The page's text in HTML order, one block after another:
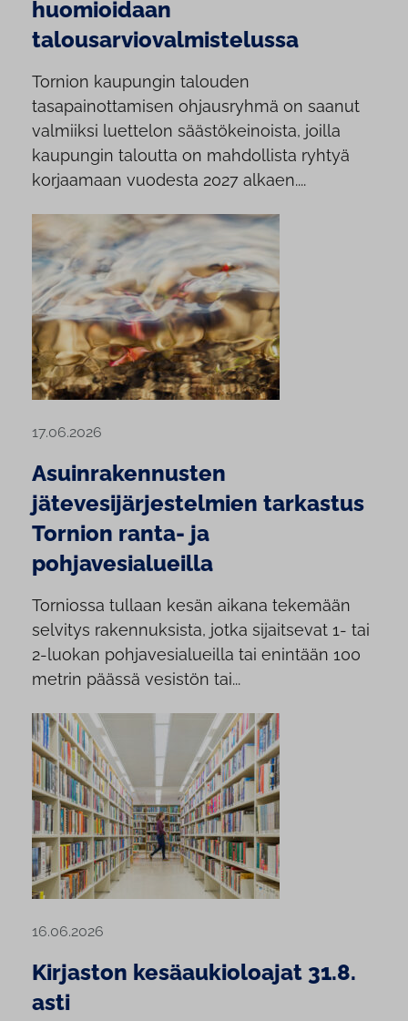
huomioidaan
talousarviovalmistelussa
Tornion kaupungin talouden
tasapainottamisen ohjausryhmä on saanut
valmiiksi luettelon säästökeinoista, joilla
kaupungin taloutta on mahdollista ryhtyä
korjaamaan vuodesta 2027 alkaen....
17.06.2026
Asuinrakennusten
jätevesijärjestelmien tarkastus
Tornion ranta- ja
pohjavesialueilla
Torniossa tullaan kesän aikana tekemään
selvitys rakennuksista, jotka sijaitsevat 1- tai
2-luokan pohjavesialueilla tai enintään 100
metrin päässä vesistön tai...
16.06.2026
Kirjaston kesäaukioloajat 31.8.
asti